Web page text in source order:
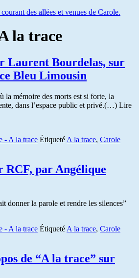
des allées et venues de Carole.
la trace
Laurent Bourdelas, sur
Bleu Limousin
mémoire des morts est si forte, la
dans l’espace public et privé.(…) Lire
- A la trace Étiqueté A la trace, Carole
RCF, par Angélique
donner la parole et rendre les silences”
- A la trace Étiqueté A la trace, Carole
de “A la trace” sur